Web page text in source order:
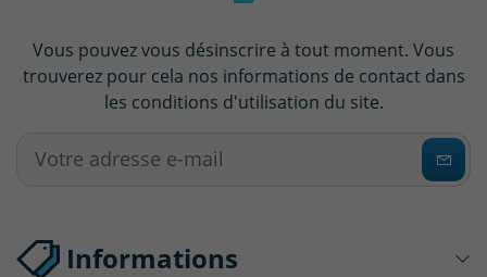
Vous pouvez vous désinscrire à tout moment. Vous
trouverez pour cela nos informations de contact dans
les conditions d'utilisation du site.
Informations